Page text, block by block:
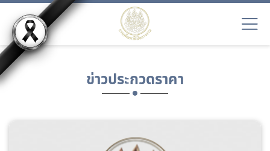
ข่าวประกวดราคา